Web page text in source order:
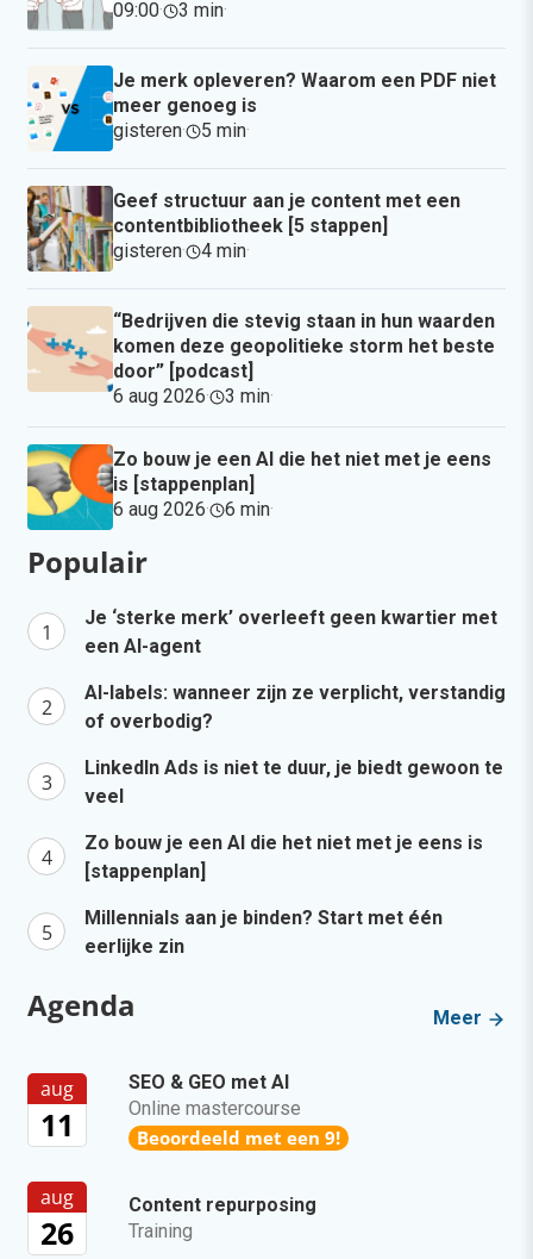
09:00· 3 min·
Je merk opleveren? Waarom een PDF niet
meer genoeg is
gisteren· 5 min·
Geef structuur aan je content met een
contentbibliotheek [5 stappen]
gisteren· 4 min·
“Bedrijven die stevig staan in hun waarden
komen deze geopolitieke storm het beste
door” [podcast]
6 aug 2026· 3 min·
Zo bouw je een AI die het niet met je eens
is [stappenplan]
6 aug 2026· 6 min·
Populair
Je ‘sterke merk’ overleeft geen kwartier met
een AI-agent
AI-labels: wanneer zijn ze verplicht, verstandig
of overbodig?
LinkedIn Ads is niet te duur, je biedt gewoon te
veel
Zo bouw je een AI die het niet met je eens is
[stappenplan]
Millennials aan je binden? Start met één
eerlijke zin
Agenda Meer
aug
11
SEO & GEO met AI
Online mastercourse
Beoordeeld met een 9!
aug
26
Content repurposing
Training